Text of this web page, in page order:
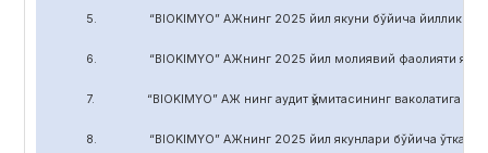
5. “BIOKIMYO” АЖнинг 2025 йил якуни бўйича йиллик
6. “BIOKIMYO” АЖнинг 2025 йил молиявий фаолияти якуни
7. “BIOKIMYO” АЖ нинг аудит қўмитасининг ваколатига
8. “BIOKIMYO” АЖнинг 2025 йил якунлари бўйича